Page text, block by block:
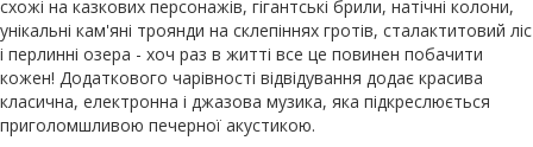
схожі на казкових персонажів, гігантські брили, натічні колони,
унікальні кам'яні троянди на склепіннях гротів, сталактитовий ліс
і перлинні озера - хоч раз в житті все це повинен побачити
кожен! Додаткового чарівності відвідування додає красива
класична, електронна і джазова музика, яка підкреслюється
приголомшливою печерної акустикою.